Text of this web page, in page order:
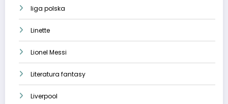
liga polska
Linette
Lionel Messi
Literatura fantasy
Liverpool